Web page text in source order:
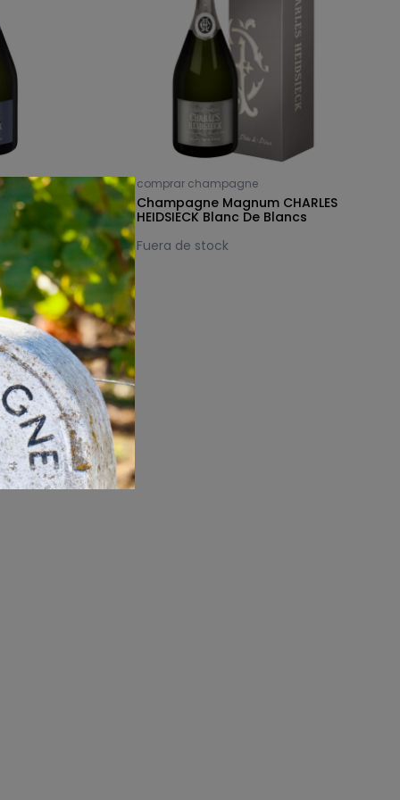
más pequeñas que existen actualmente, pero
con una calidad impresionante. Con una
al año, el alcance de Heidsieck no es tan
es un indicio de la calidad de la marca. Los
esta casa y consumen alrededor de 300.000
CHARLES
comprar champagne
Champagne Magnum CHARLES
HEIDSIECK Blanc De Blancs
Fuera de stock